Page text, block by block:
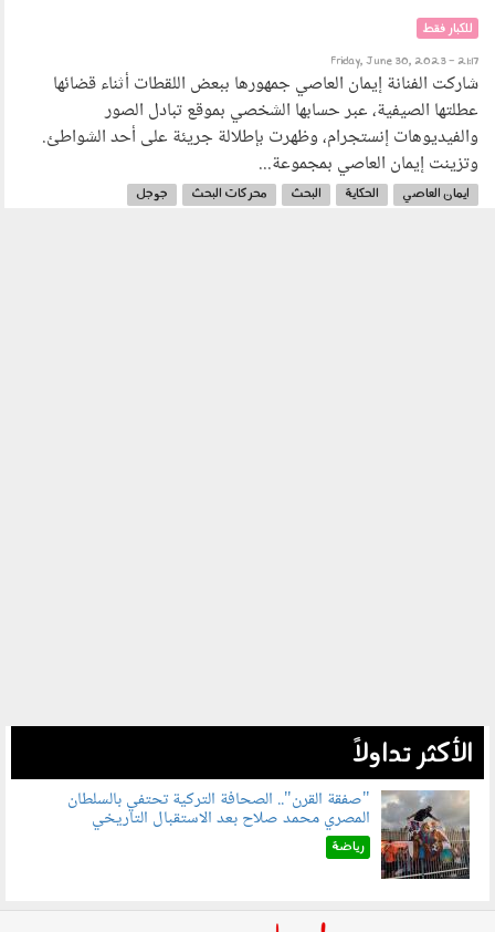
للكبار فقط
Friday, June 30, 2023 - 21:17
شاركت الفنانة إيمان العاصي جمهورها ببعض اللقطات أثناء قضائها
عطلتها الصيفية، عبر حسابها الشخصي بموقع تبادل الصور
والفيديوهات إنستجرام، وظهرت بإطلالة جريئة على أحد الشواطئ.
وتزينت إيمان العاصي بمجموعة...
ايمان العاصي الحكاية البحث محركات البحث
جوجل
الأكثر تداولاً
070801.jpg
"صفقة القرن".. الصحافة التركية تحتفي بالسلطان
المصري محمد صلاح بعد الاستقبال التاريخي
رياضة